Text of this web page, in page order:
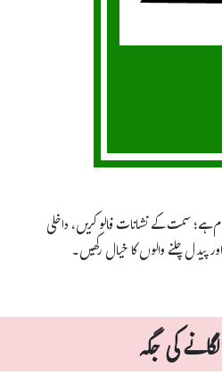
ہے؛ سمت کے نشانات فالو کریں، داخلی
پیدل چلنے والوں کا خیال رکھیں۔
کی جگہ